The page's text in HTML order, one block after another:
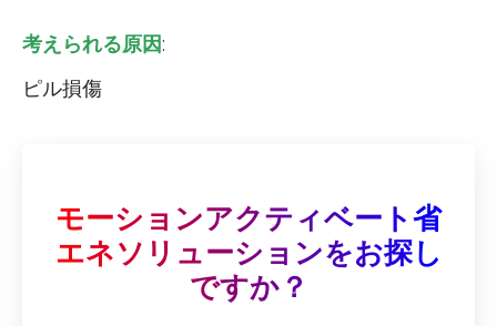
考えられる原因:
ピル損傷
モーションアクティベート省
エネソリューションをお探し
ですか？